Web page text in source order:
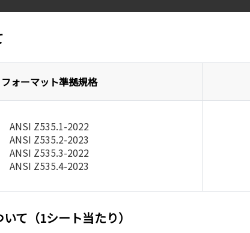
フォーマット準拠規格
ANSI Z535.1-2022
ANSI Z535.2-2023
ANSI Z535.3-2022
ANSI Z535.4-2023
て（1シート当たり）